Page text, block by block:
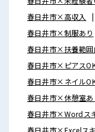
春日井市×高収入
春日井市×制服あり
春日井市×扶養範囲
春日井市×ピアス
春日井市×ネイル
春日井市×休憩室あ
春日井市×Wordス